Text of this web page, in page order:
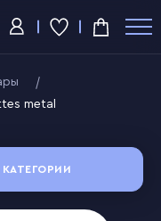
metal